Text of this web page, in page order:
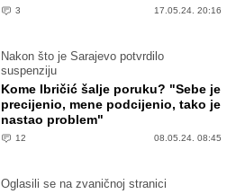
3 17.05.24. 20:16
Nakon što je Sarajevo potvrdilo
suspenziju
Kome Ibričić šalje poruku? "Sebe je
precijenio, mene podcijenio, tako je
nastao problem"
12 08.05.24. 08:45
Oglasili se na zvaničnoj stranici